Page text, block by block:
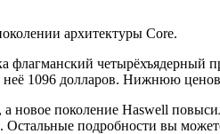
архитектуры Core.
флагманский четырёхъядерный
1096 долларов. Нижнюю
новое поколение Haswell
подробности вы